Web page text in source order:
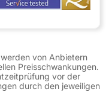
von Anbietern
Preisschwankungen.
vor der
durch den jeweiligen